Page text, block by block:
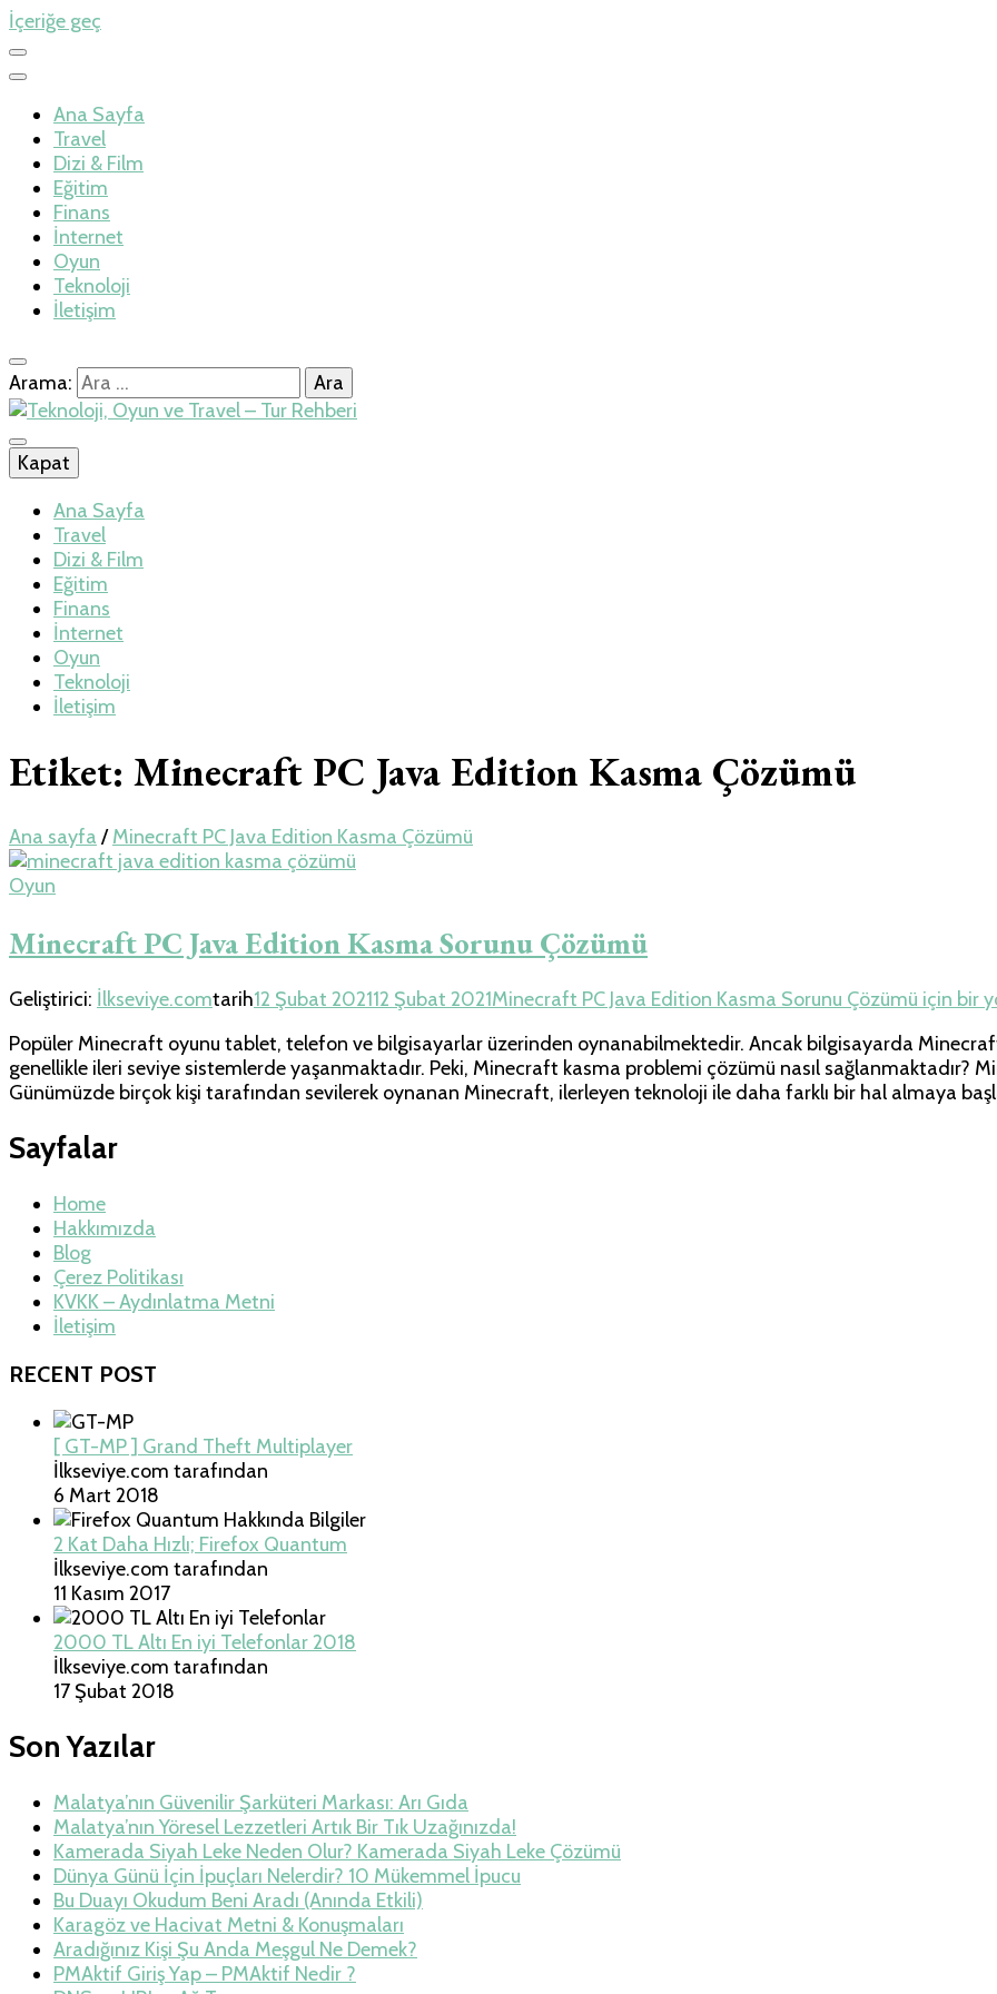
İçeriğe geç
Ana Sayfa
Travel
Dizi & Film
Eğitim
Finans
İnternet
Oyun
Teknoloji
İletişim
Arama:
Teknoloji, Oyun ve Travel – Tur
İlkseviye
Kapat
Ana Sayfa
Travel
Dizi & Film
Eğitim
Finans
İnternet
Oyun
Teknoloji
İletişim
Etiket: Minecraft PC Java Edition Kasma Çözümü
Ana sayfa / Minecraft PC Java Edition Kasma Çözümü
Oyun
Minecraft PC Java Edition Kasma Sorunu Çözümü
Geliştirici: İlkseviye.comtarih12 Şubat 202112 Şubat 2021Minecraft PC Java Edition Kasma Sorunu Çözümü için bir
Popüler Minecraft oyunu tablet, telefon ve bilgisayarlar üzerinden oynanabilmektedir. Ancak bilgisayarda
genellikle ileri seviye sistemlerde yaşanmaktadır. Peki, Minecraft kasma problemi çözümü nasıl sağlanmaktadır?
Günümüzde birçok kişi tarafından sevilerek oynanan Minecraft, ilerleyen teknoloji ile daha farklı bir hal almaya
Sayfalar
Home
Hakkımızda
Blog
Çerez Politikası
KVKK – Aydınlatma Metni
İletişim
RECENT POST
[ GT-MP ] Grand Theft Multiplayer
İlkseviye.com tarafından
6 Mart 2018
2 Kat Daha Hızlı; Firefox Quantum
İlkseviye.com tarafından
11 Kasım 2017
2000 TL Altı En iyi Telefonlar 2018
İlkseviye.com tarafından
17 Şubat 2018
Son Yazılar
Malatya’nın Güvenilir Şarküteri Markası: Arı Gıda
Malatya’nın Yöresel Lezzetleri Artık Bir Tık Uzağınızda!
Kamerada Siyah Leke Neden Olur? Kamerada Siyah Leke Çözümü
Dünya Günü İçin İpuçları Nelerdir? 10 Mükemmel İpucu
Bu Duayı Okudum Beni Aradı (Anında Etkili)
Karagöz ve Hacivat Metni & Konuşmaları
Aradığınız Kişi Şu Anda Meşgul Ne Demek?
PMAktif Giriş Yap – PMAktif Nedir ?